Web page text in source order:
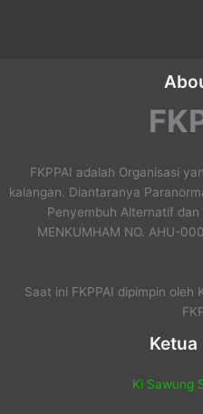
FKPPAI adalah Organisasi
kalangan. Diantaranya
Penyembuh Alternatif
MENKUMHAM NO. AHU-
Saat ini FKPPAI dipimpin oleh
Ketua
Ki Sawung